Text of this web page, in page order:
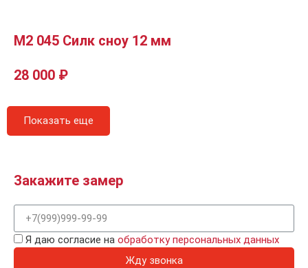
М2 045 Силк сноу 12 мм
28 000 ₽
Показать еще
Закажите замер
Я даю согласие на обработку персональных данных
Жду звонка